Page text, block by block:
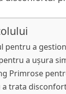
pentru a
a ușura
Primrose
trata